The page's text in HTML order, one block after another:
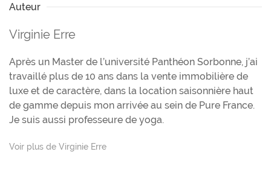
Auteur
Virginie Erre
Après un Master de l’université Panthéon Sorbonne, j’ai
travaillé plus de 10 ans dans la vente immobilière de
luxe et de caractère, dans la location saisonnière haut
de gamme depuis mon arrivée au sein de Pure France.
Je suis aussi professeure de yoga.
Voir plus de Virginie Erre